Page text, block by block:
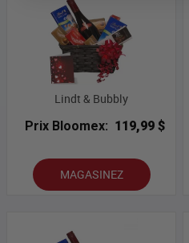
Lindt & Bubbly
Prix Bloomex: 119,99 $
MAGASINEZ